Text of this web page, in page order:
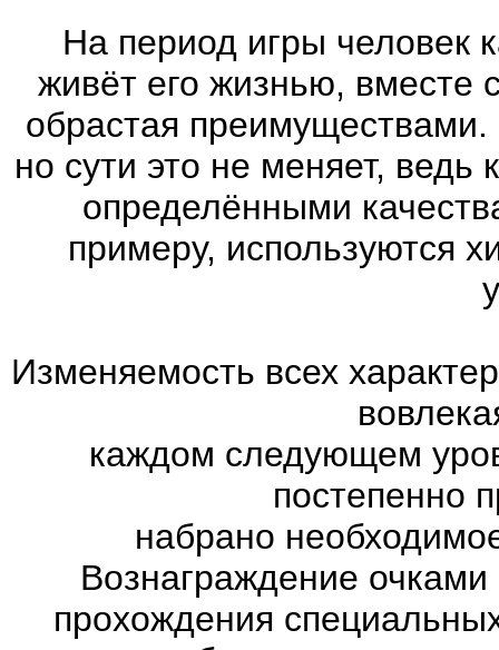
На период игры человек
живёт его жизнью, вместе
обрастая
но сути это не меняет,
определёнными
примеру, используются
Изменяемость всех
каждом следующем
постепенно
набрано
Вознаграждение
прохождения